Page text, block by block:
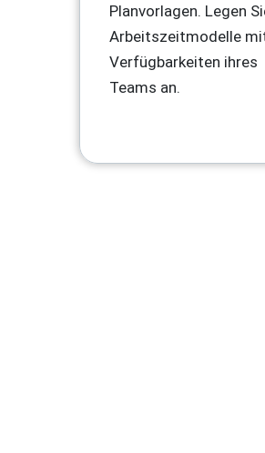
Planvorlagen. Legen
Arbeitszeitmodelle
Verfügbarkeiten ihres
Teams an.